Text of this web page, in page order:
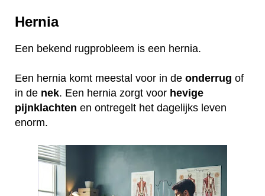
Hernia
Een bekend rugprobleem is een hernia.
Een hernia komt meestal voor in de onderrug of
in de nek. Een hernia zorgt voor hevige
pijnklachten en ontregelt het dagelijks leven
enorm.